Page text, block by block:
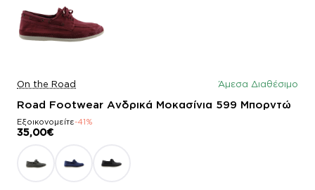
On the Road Άμεσα Διαθέσιμο
Road Footwear Ανδρικά Μοκασίνια 599 Μπορντώ
Εξοικονομείτε-41%
35,00€